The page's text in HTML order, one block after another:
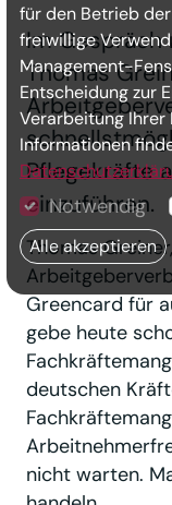
Im
Thomas
Pflegekräfte
einzuführen.
Thomas
Greencard für
gebe heute
deutschen
nicht warten.
für den Betrieb
freiwillige
Management-
Entscheidung zur
Verarbeitung Ihrer
Informationen
Notwendig
Alle akzeptieren